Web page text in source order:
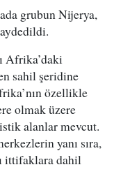
grubun Nijerya,
Afrika’daki
sahil şeridine
özellikle
olmak üzere
alanlar mevcut.
yanı sıra,
ittifaklara dahil